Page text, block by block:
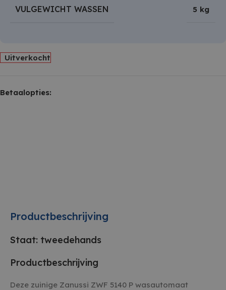
VULGEWICHT WASSEN 5 kg
Uitverkocht
Betaalopties:
Productbeschrijving
Staat: tweedehands
Productbeschrijving
Deze zuinige Zanussi ZWF 5140 P wasautomaat